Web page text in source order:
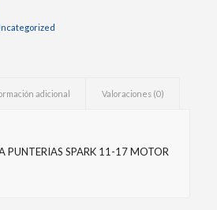
adicional Valoraciones (0)
PUNTERIAS SPARK 11-17 MOTOR